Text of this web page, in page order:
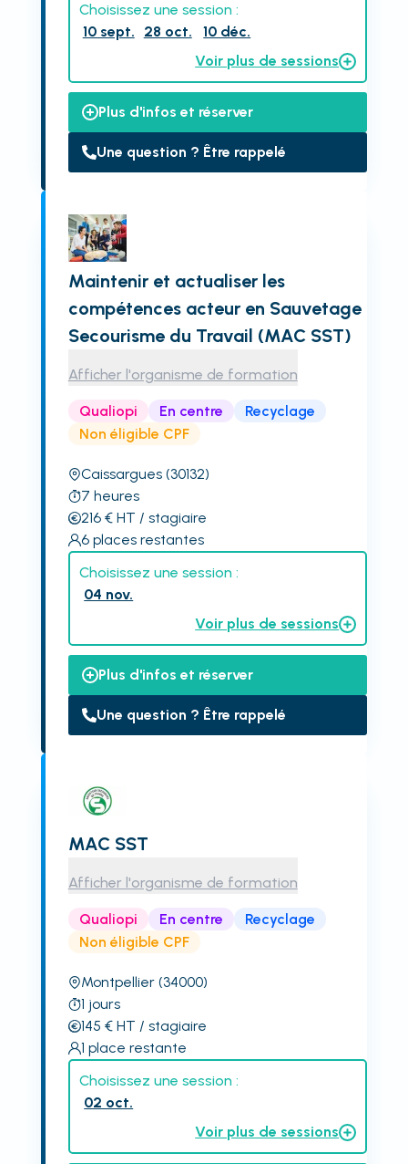
Choisissez une session :
10 sept.
28 oct.
10 déc.
Voir plus de sessions
Plus d'infos et réserver
Une question ? Être rappelé
Maintenir et actualiser les
compétences acteur en Sauvetage
Secourisme du Travail (MAC SST)
Afficher l'organisme de formation
Qualiopi En centre
Recyclage
Non éligible CPF
Caissargues (30132)
7 heures
216€ HT / stagiaire
6 places restantes
Choisissez une session :
04 nov.
Voir plus de sessions
Plus d'infos et réserver
Une question ? Être rappelé
MAC SST
Afficher l'organisme de formation
Qualiopi En centre
Recyclage
Non éligible CPF
Montpellier (34000)
1 jours
145 € HT / stagiaire
1 place restante
Choisissez une session :
02 oct.
Voir plus de sessions